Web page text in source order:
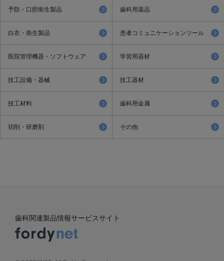
予防・口腔衛生製品 歯科用薬品
白衣・衛生製品 患者コミュニケーションツール
医院管理機器・ソフトウェア 学習用器材
技工設備・器械 技工器材
技工材料 歯科用金属
切削・研磨剤 その他
歯科関連製品情報サービスサイト